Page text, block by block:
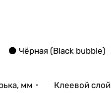
⚫️ Чёрная (Black bubble)
мм
Клеевой слой